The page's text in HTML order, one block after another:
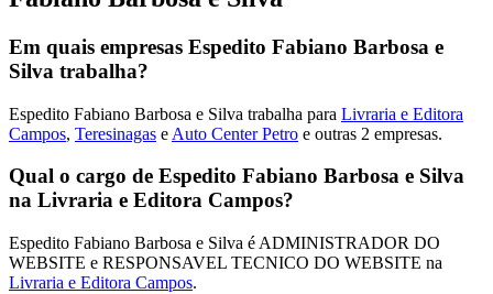
Em quais empresas Espedito Fabiano Barbosa e
Silva trabalha?
Espedito Fabiano Barbosa e Silva trabalha para Livraria e Editora
Campos, Teresinagas e Auto Center Petro e outras 2 empresas.
Qual o cargo de Espedito Fabiano Barbosa e Silva
na Livraria e Editora Campos?
Espedito Fabiano Barbosa e Silva é ADMINISTRADOR DO
WEBSITE e RESPONSAVEL TECNICO DO WEBSITE na
Livraria e Editora Campos.